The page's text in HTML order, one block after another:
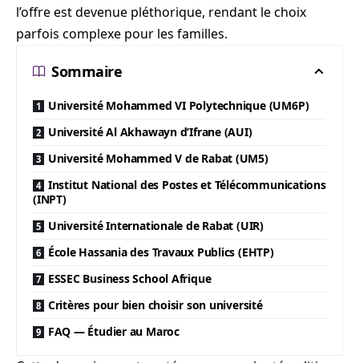
l’offre est devenue pléthorique, rendant le choix
parfois complexe pour les familles.
Sommaire
Université Mohammed VI Polytechnique (UM6P)
Université Al Akhawayn d’Ifrane (AUI)
Université Mohammed V de Rabat (UM5)
Institut National des Postes et Télécommunications
(INPT)
Université Internationale de Rabat (UIR)
École Hassania des Travaux Publics (EHTP)
ESSEC Business School Afrique
Critères pour bien choisir son université
FAQ — Étudier au Maroc